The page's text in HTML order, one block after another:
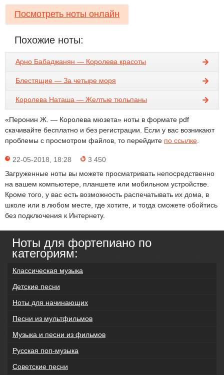
Посмотреть ноты онлайн
Похожие ноты:
Арно Бабаджанян — Королева красоты
Блестящие — За четыре моря
Королева Наташа — Желтые тюльпаны
«Перонин Ж. — Королева мюзета» ноты в формате pdf
скачивайте бесплатно и без регистрации. Если у вас возникают
проблемы с просмотром файлов, то перейдите по ссылке
22-05-2018, 18:28
3 450
Загруженные ноты вы можете просматривать непосредственно
на вашем компьютере, планшете или мобильном устройстве.
Кроме того, у вас есть возможность распечатывать их дома, в
школе или в любом месте, где хотите, и тогда сможете обойтись
без подключения к Интернету.
Ноты для фортепиано по
категориям:
Классическая музыка
Детские песни
Ноты для начинающих
Песни из мультфильмов
Музыка и песни из фильмов
Русская поп-музыка
Советские песни